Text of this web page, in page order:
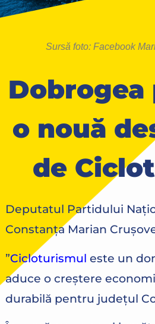
Sursă foto: Facebook
Dobrogea
o nouă
de
Deputatul Partidului
Constanța Marian
”Cicloturismul este un
aduce o creștere
durabilă pentru județul